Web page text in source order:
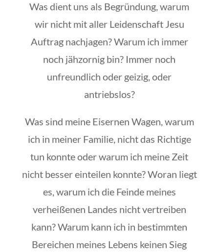
Was dient uns als Begründung, warum
wir nicht mit aller Leidenschaft Jesu
Auftrag nachjagen? Warum ich immer
noch jähzornig bin? Immer noch
unfreundlich oder geizig, oder
antriebslos?
Was sind meine Eisernen Wagen, warum
ich in meiner Familie, nicht das Richtige
tun konnte oder warum ich meine Zeit
nicht besser einteilen konnte? Woran liegt
es, warum ich die Feinde meines
verheißenen Landes nicht vertreiben
kann? Warum kann ich in bestimmten
Bereichen meines Lebens keinen Sieg